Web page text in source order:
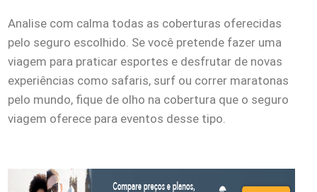
Analise com calma todas as coberturas oferecidas
pelo seguro escolhido. Se você pretende fazer uma
viagem para praticar esportes e desfrutar de novas
experiências como safaris, surf ou correr maratonas
pelo mundo, fique de olho na cobertura que o seguro
viagem oferece para eventos desse tipo.